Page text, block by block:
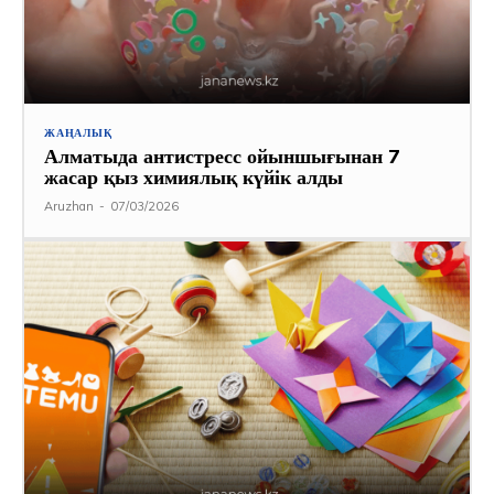
ЖАҢАЛЫҚ
Алматыда антистресс ойыншығынан 7
жасар қыз химиялық күйік алды
Aruzhan - 07/03/2026